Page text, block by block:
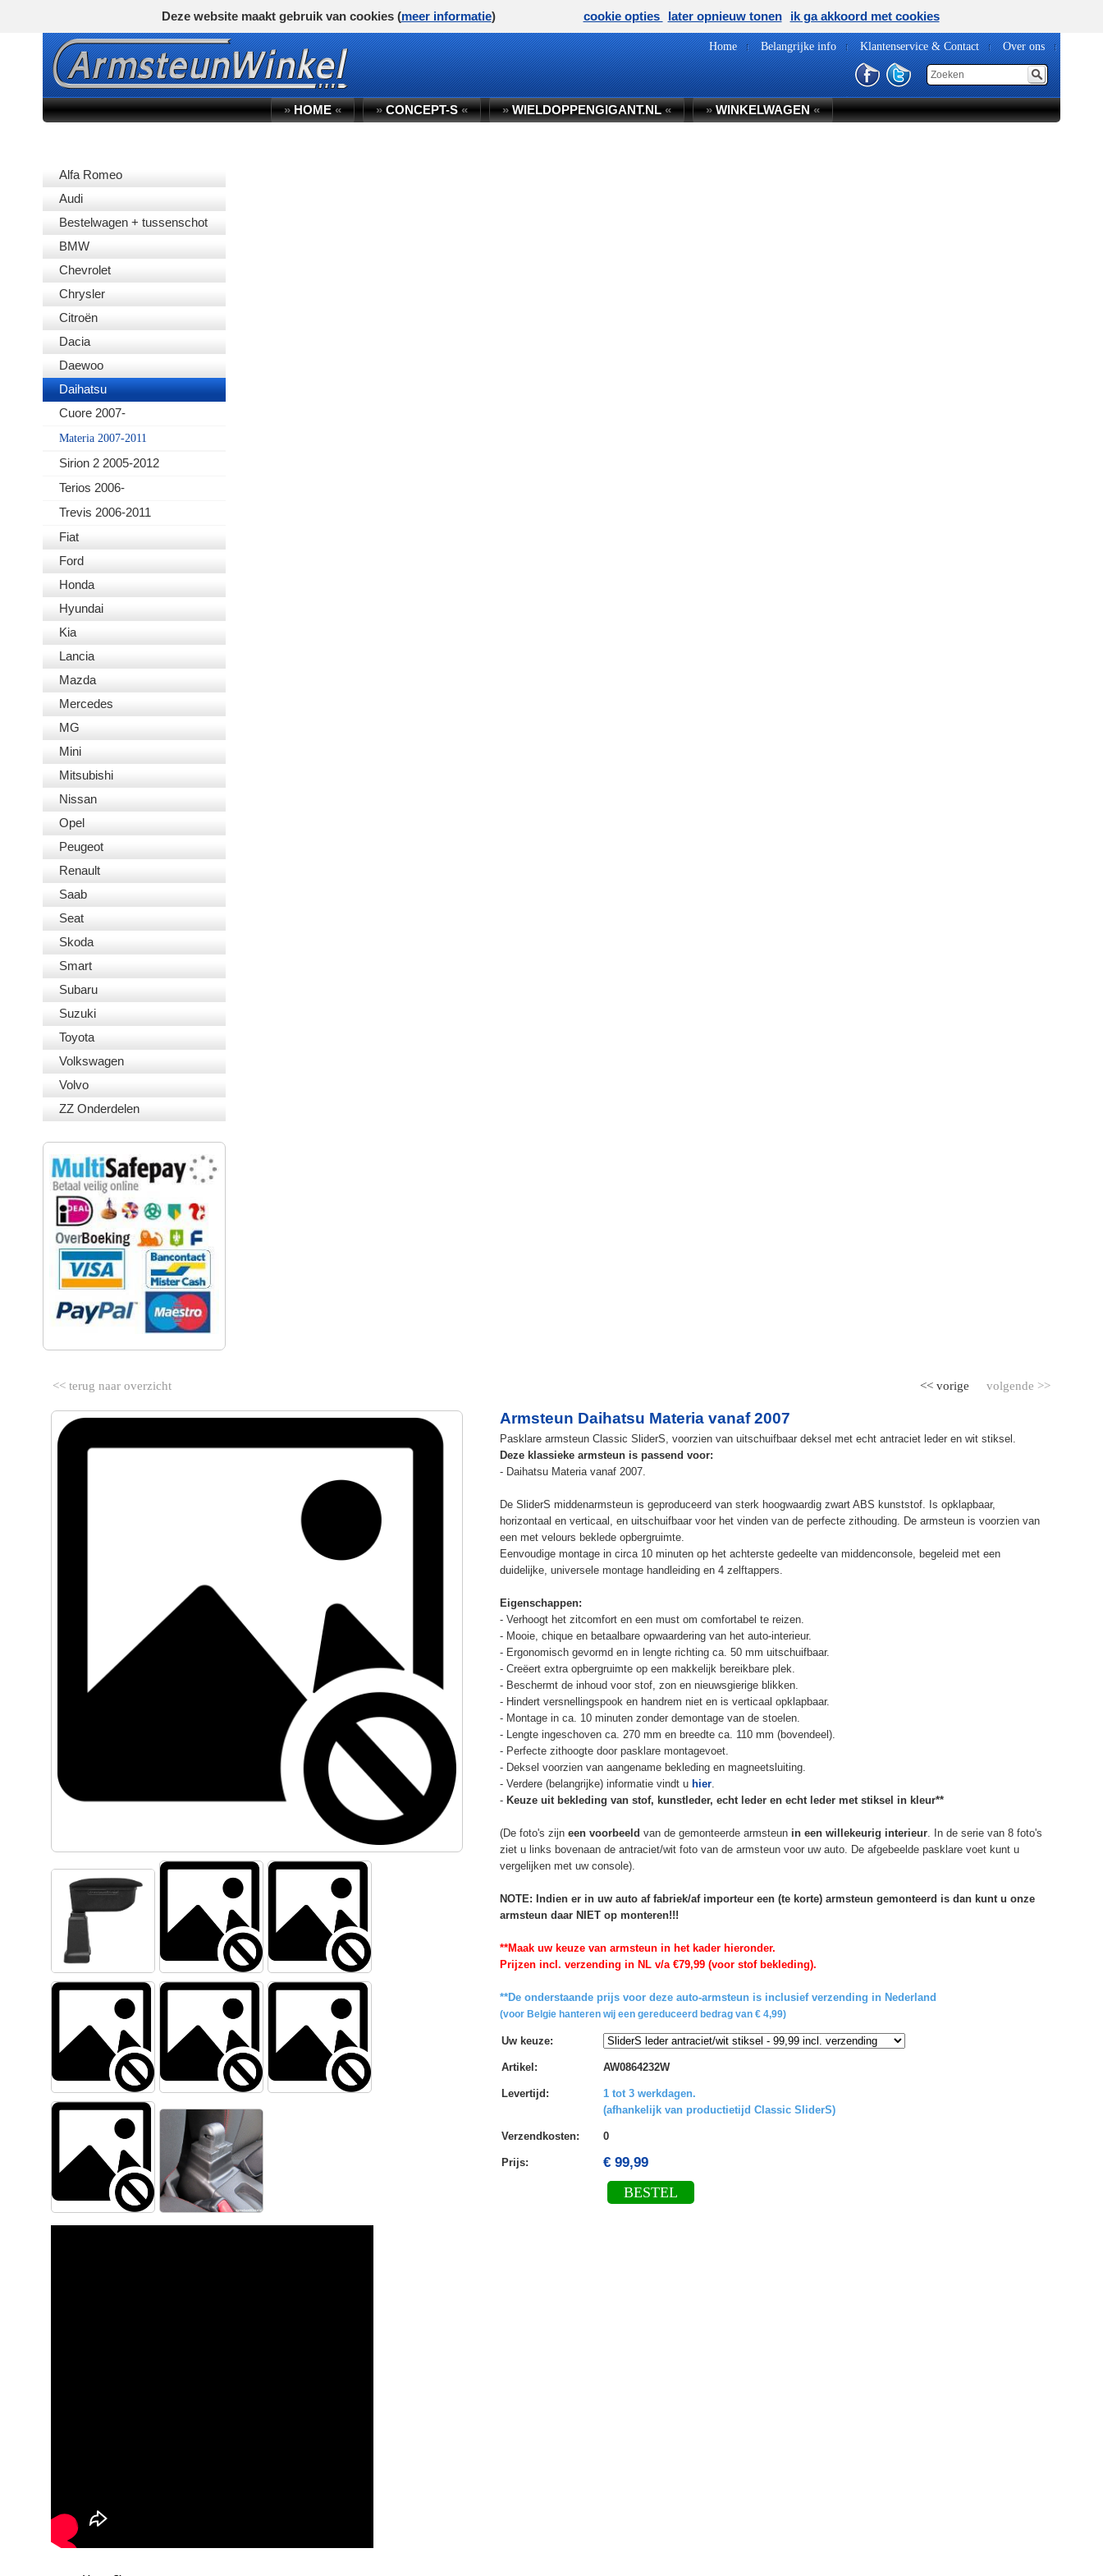
Home Belangrijke info Klantenservice & Contact Over ons
»HOME« »CONCEPT-S« »WIELDOPPENGIGANT.NL« »WINKELWAGEN«
Alfa Romeo
Audi
Bestelwagen + tussenschot
BMW
Chevrolet
Chrysler
Citroën
Dacia
Daewoo
Daihatsu
Cuore 2007-
Materia 2007-2011
Sirion 2 2005-2012
Terios 2006-
Trevis 2006-2011
Fiat
Ford
Honda
Hyundai
Kia
Lancia
Mazda
Mercedes
MG
Mini
Mitsubishi
Nissan
Opel
Peugeot
Renault
Saab
Seat
Skoda
Smart
Subaru
Suzuki
Toyota
Volkswagen
Volvo
ZZ Onderdelen
<< terug naar overzicht volgende >>
<< vorige
Armsteun Daihatsu Materia vanaf 2007
Pasklare armsteun Classic SliderS, voorzien van uitschuifbaar deksel met echt antraciet leder en wit stiksel.
Deze klassieke armsteun is passend voor:
- Daihatsu Materia vanaf 2007.
De SliderS middenarmsteun is geproduceerd van sterk hoogwaardig zwart ABS kunststof. Is opklapbaar,
horizontaal en verticaal, en uitschuifbaar voor het vinden van de perfecte zithouding. De armsteun is voorzien van
een met velours beklede opbergruimte.
Eenvoudige montage in circa 10 minuten op het achterste gedeelte van middenconsole, begeleid met een
duidelijke, universele montage handleiding en 4 zelftappers.
Eigenschappen:
- Verhoogt het zitcomfort en een must om comfortabel te reizen.
- Mooie, chique en betaalbare opwaardering van het auto-interieur.
- Ergonomisch gevormd en in lengte richting ca. 50 mm uitschuifbaar.
- Creëert extra opbergruimte op een makkelijk bereikbare plek.
- Beschermt de inhoud voor stof, zon en nieuwsgierige blikken.
- Hindert versnellingspook en handrem niet en is verticaal opklapbaar.
- Montage in ca. 10 minuten zonder demontage van de stoelen.
- Lengte ingeschoven ca. 270 mm en breedte ca. 110 mm (bovendeel).
- Perfecte zithoogte door pasklare montagevoet.
- Deksel voorzien van aangename bekleding en magneetsluiting.
- Verdere (belangrijke) informatie vindt u hier.
- Keuze uit bekleding van stof, kunstleder, echt leder en echt leder met stiksel in kleur**
(De foto's zijn een voorbeeld van de gemonteerde armsteun in een willekeurig interieur. In de serie van 8 foto's
ziet u links bovenaan de antraciet/wit foto van de armsteun voor uw auto. De afgebeelde pasklare voet kunt u
vergelijken met uw console).
NOTE: Indien er in uw auto af fabriek/af importeur een (te korte) armsteun gemonteerd is dan kunt u onze
armsteun daar NIET op monteren!!!
**Maak uw keuze van armsteun in het kader hieronder.
Prijzen incl. verzending in NL v/a €79,99 (voor stof bekleding).
**De onderstaande prijs voor deze auto-armsteun is inclusief verzending in Nederland
(voor Belgie hanteren wij een gereduceerd bedrag van € 4,99)
Uw keuze:
Artikel : AW0864232W
Levertijd :
1 tot 3 werkdagen.
(afhankelijk van productietijd Classic SliderS)
Verzendkosten: 0
Prijs: € 99,99
BESTEL
Deze website maakt gebruik van cookies (meer informatie) cookie opties later opnieuw tonen ik ga akkoord met cookies